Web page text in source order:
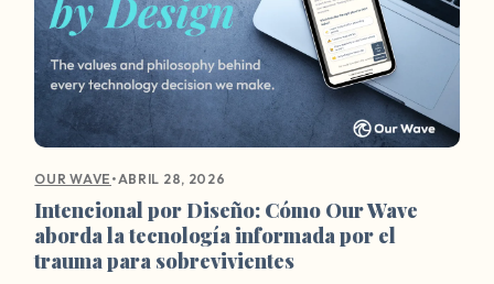
OUR WAVE •ABRIL 28, 2026
Intencional por Diseño: Cómo Our Wave
aborda la tecnología informada por el
trauma para sobrevivientes